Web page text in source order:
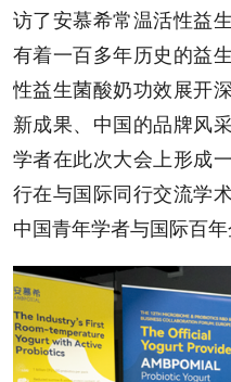
访了安慕希常温活性益
有着一百多年历史的益
性益生菌酸奶功效展开
新成果、中国的品牌风
学者在此次大会上形成
行在与国际同行交流学
中国青年学者与国际百